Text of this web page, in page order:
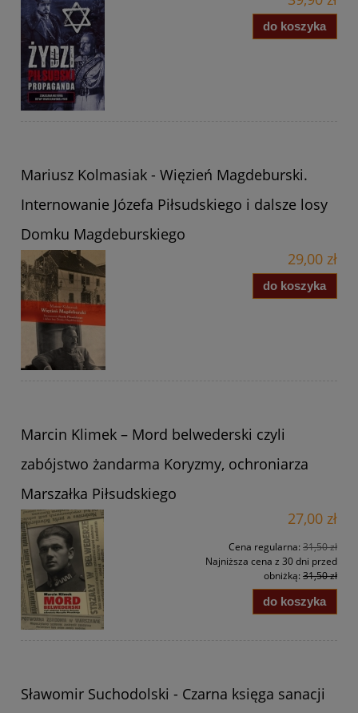
do koszyka
Mariusz Kolmasiak - Więzień Magdeburski.
Internowanie Józefa Piłsudskiego i dalsze losy
Domku Magdeburskiego
29,00 zł
do koszyka
Marcin Klimek – Mord belwederski czyli
zabójstwo żandarma Koryzmy, ochroniarza
Marszałka Piłsudskiego
27,00 zł
Cena regularna: 31,50 zł
Najniższa cena z 30 dni przed
obniżką: 31,50 zł
do koszyka
Sławomir Suchodolski - Czarna księga sanacji